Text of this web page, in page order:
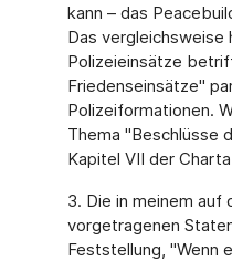
kann – das
Das vergleichsweise
Polizeieinsätze
Friedenseinsätze"
Polizeiformationen.
Thema "Beschlüsse
Kapitel VII der
3. Die in meinem auf
vorgetragenen
Feststellung, "Wenn